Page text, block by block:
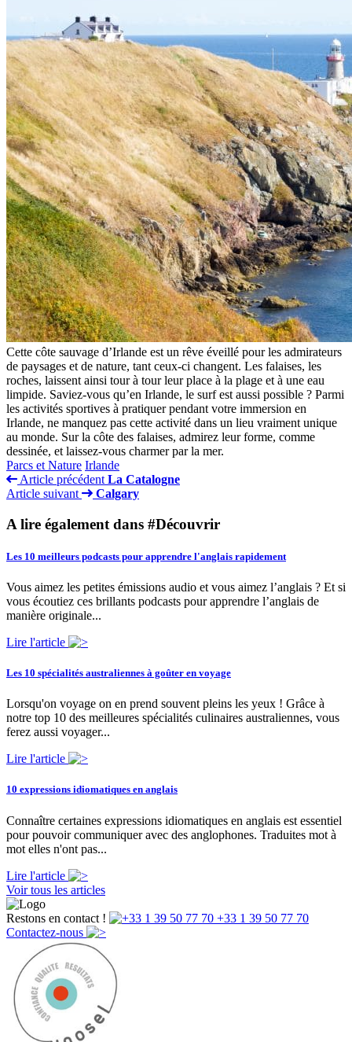
Cette côte sauvage d’Irlande est un rêve éveillé pour les admirateurs
de paysages et de nature, tant ceux-ci changent. Les falaises, les
roches, laissent ainsi tour à tour leur place à la plage et à une eau
limpide. Saviez-vous qu’en Irlande, le surf est aussi possible ? Parmi
les activités sportives à pratiquer pendant votre immersion en
Irlande, ne manquez pas cette activité dans un lieu vraiment unique
au monde. Sur la côte des falaises, admirez leur forme, comme
dessinée, et laissez-vous charmer par la mer.
Parcs et Nature Irlande
Article précédent La Catalogne
Article suivant
Calgary
A lire également dans #Découvrir
Les 10 meilleurs podcasts pour apprendre l'anglais rapidement
Vous aimez les petites émissions audio et vous aimez l’anglais ? Et si
vous écoutiez ces brillants podcasts pour apprendre l’anglais de
manière originale...
Lire l'article
Les 10 spécialités australiennes à goûter en voyage
Lorsqu'on voyage on en prend souvent pleins les yeux ! Grâce à
notre top 10 des meilleures spécialités culinaires australiennes, vous
ferez aussi voyager...
Lire l'article
10 expressions idiomatiques en anglais
Connaître certaines expressions idiomatiques en anglais est essentiel
pour pouvoir communiquer avec des anglophones. Traduites mot à
mot elles n'ont pas...
Lire l'article
Voir tous les articles
Restons en contact !
+33 1 39 50 77 70
Contactez-nous